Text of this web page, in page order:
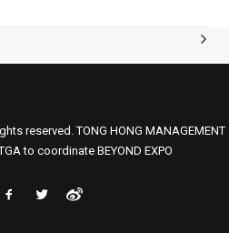
reserved. TONG HONG MANAGEMENT
to coordinate BEYOND EXPO